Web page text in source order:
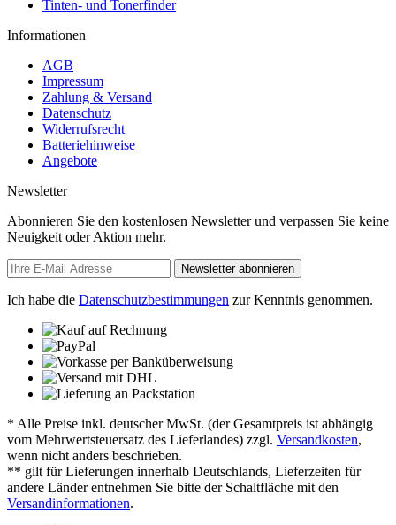
Tinten- und Tonerfinder
Informationen
AGB
Impressum
Zahlung & Versand
Datenschutz
Widerrufsrecht
Batteriehinweise
Angebote
Newsletter
Abonnieren Sie den kostenlosen Newsletter und verpassen Sie keine
Neuigkeit oder Aktion mehr.
Newsletter abonnieren
Ich habe die Datenschutzbestimmungen zur Kenntnis genommen.
* Alle Preise inkl. deutscher MwSt. (der Gesamtpreis ist abhängig
vom Mehrwertsteuersatz des Lieferlandes) zzgl. Versandkosten,
wenn nicht anders beschrieben.
** gilt für Lieferungen innerhalb Deutschlands, Lieferzeiten für
andere Länder entnehmen Sie bitte der Schaltfläche mit den
Versandinformationen.